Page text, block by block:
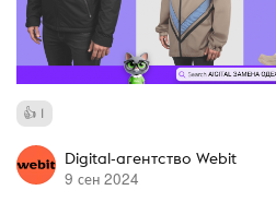
1
Digital-агентство Webit
9 сен 2024